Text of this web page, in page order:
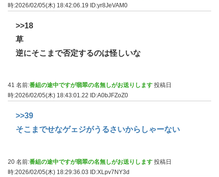
時:2026/02/05(木) 18:42:06.19 ID:yr8JeVAM0
>>18
草
逆にそこまで否定するのは怪しいな
41 名前:番組の途中ですが翡翠の名無しがお送りします 投稿日
時:2026/02/05(木) 18:43:01.22
ID:A0bJFZoZ0
>>39
そこまでせなゲェジがうるさいからしゃーない
20 名前:番組の途中ですが翡翠の名無しがお送りします 投稿日
時:2026/02/05(木) 18:29:36.03 ID:XLpv7NY3d